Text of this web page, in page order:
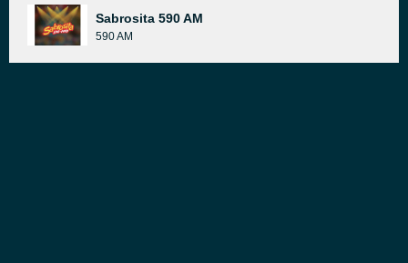
Sabrosita 590 AM
590 AM